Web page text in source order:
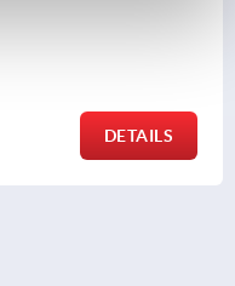
from CZK5,634.77
plus sales tax
plus shipping costs